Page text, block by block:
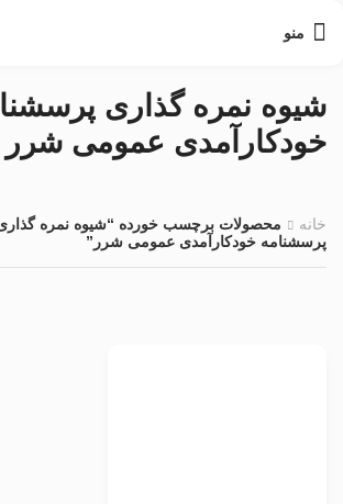
منو
شیوه نمره گذاری
خودکارآمدی عمومی شرر
خانه
محصولات برچسب خورده “شیوه نمره
پرسشنامه خودکارآمدی عمومی شرر”